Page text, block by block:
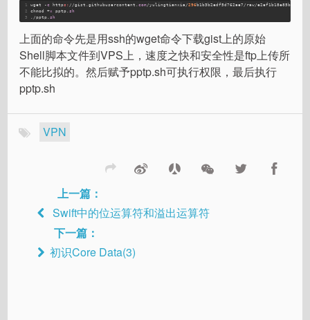
1
2
3
wget -c https: //gist.githubusercontent.com/yulingtianxia/296 b1b3b2edf5d762ae7/raw/
chmod +x pptp.sh
./pptp.sh
上面的命令先是用ssh的wget命令下载gist上的原始
Shell脚本文件到VPS上，速度之快和安全性是ftp上传所
不能比拟的。然后赋予pptp.sh可执行权限，最后执行
pptp.sh
VPN
上一篇：
Swift中的位运算符和溢出运算符
下一篇：
初识Core Data(3)